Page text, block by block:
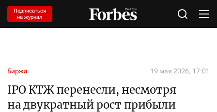
Подписаться
на журнал
Биржа 19 мая 2026, 17:01
IPO КТЖ перенесли, несмотря
на двукратный рост прибыли